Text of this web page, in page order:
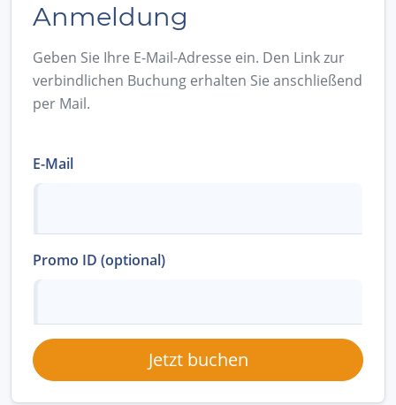
Anmeldung
Geben Sie Ihre E-Mail-Adresse ein. Den Link zur
verbindlichen Buchung erhalten Sie anschließend
per Mail.
E-Mail
Promo ID (optional)
Jetzt buchen